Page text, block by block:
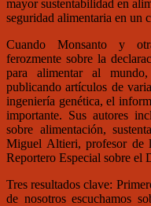
mayor sustentabilidad en
seguridad alimentaria en un
Cuando Monsanto y
ferozmente sobre la
para alimentar al
publicando artículos de
ingeniería genética, el
importante. Sus autores
sobre alimentación,
Miguel Altieri, profesor de
Reportero Especial sobre el
Tres resultados clave:
de nosotros escuchamos